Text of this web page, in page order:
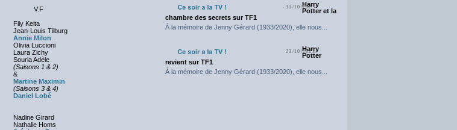
V.F
Fily Keita
Jean-Louis Tilburg
Annie Milon
Olivia Luccioni
Laura Zichy
Souria Adèle
(Saisons 1 & 2)
&
Martine Maximin
(Saisons 3 & 4)
Daniel Lobé
Nadine Girard
Nathalie Homs
31/10/2023
Harry
Potter et la
chambre des secrets sur TF1
À la mémoire de Jenny Gérard (1933/2020), elle nous...
23/10/2023
Harry
Potter
revient sur TF1
À la mémoire de Jenny Gérard (1933/2020), elle nous...